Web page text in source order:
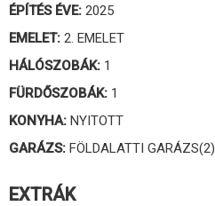
ÉPÍTÉS ÉVE: 2025
EMELET: 2. EMELET
HÁLÓSZOBÁK: 1
FÜRDŐSZOBÁK: 1
KONYHA: NYITOTT
GARÁZS: FÖLDALATTI GARÁZS(2)
EXTRÁK